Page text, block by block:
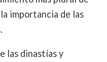
importancia de las
las dinastías y